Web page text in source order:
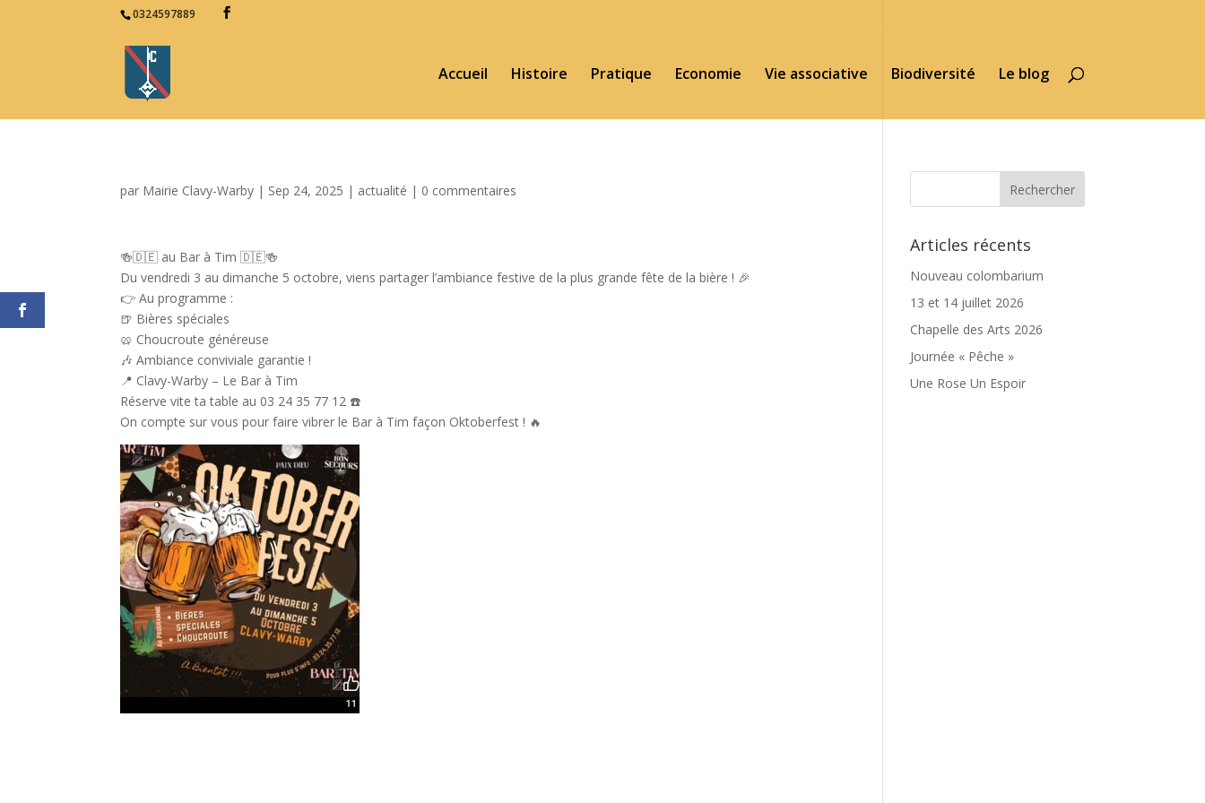
0324597889
Accueil Histoire Pratique Economie Vie associative Biodiversité Le blog
par Mairie Clavy-Warby | Sep 24, 2025 | actualité | 0 commentaires
🍻🇩🇪 au Bar à Tim 🇩🇪🍻
Du vendredi 3 au dimanche 5 octobre, viens partager l’ambiance festive de la plus grande fête de la bière ! 🎉
👉 Au programme :
🍺 Bières spéciales
🥨 Choucroute généreuse
🎶 Ambiance conviviale garantie !
📍 Clavy-Warby – Le Bar à Tim
Réserve vite ta table au 03 24 35 77 12 ☎️
On compte sur vous pour faire vibrer le Bar à Tim façon Oktoberfest ! 🔥
Facebookhttps://www.facebook.com/Commune-de-CLAVY-WARBY-106500480774677
Articles récents
Nouveau colombarium
13 et 14 juillet 2026
Chapelle des Arts 2026
Journée « Pêche »
Une Rose Un Espoir